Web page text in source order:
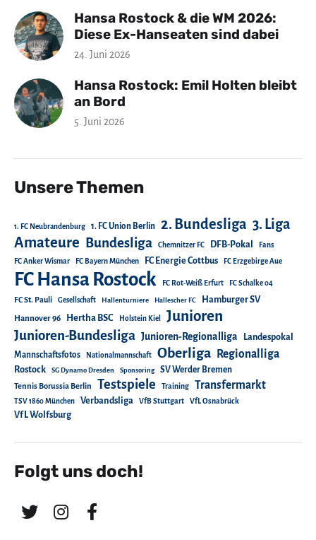
Hansa Rostock & die WM 2026:
Diese Ex-Hanseaten sind dabei
24. Juni 2026
Hansa Rostock: Emil Holten bleibt
an Bord
5. Juni 2026
Unsere Themen
1. FC Neubrandenburg 1. FC Union Berlin 2. Bundesliga 3. Liga
Amateure Bundesliga Chemnitzer FC DFB-Pokal Fans
FC Anker Wismar FC Bayern München FC Energie Cottbus FC Erzgebirge Aue
FC Hansa Rostock FC Rot-Weiß Erfurt FC Schalke 04
FC St. Pauli Gesellschaft Hallenturniere Hallescher FC Hamburger SV
Hannover 96 Hertha BSC Holstein Kiel Junioren
Junioren-Bundesliga Junioren-Regionalliga
Landespokal
Mannschaftsfotos
Nationalmannschaft Oberliga Regionalliga
Rostock SG Dynamo Dresden Sponsoring SV Werder Bremen
Tennis Borussia Berlin Testspiele Training Transfermarkt
TSV 1860 München Verbandsliga VfB Stuttgart VfL Osnabrück
VfL Wolfsburg
Folgt uns doch!